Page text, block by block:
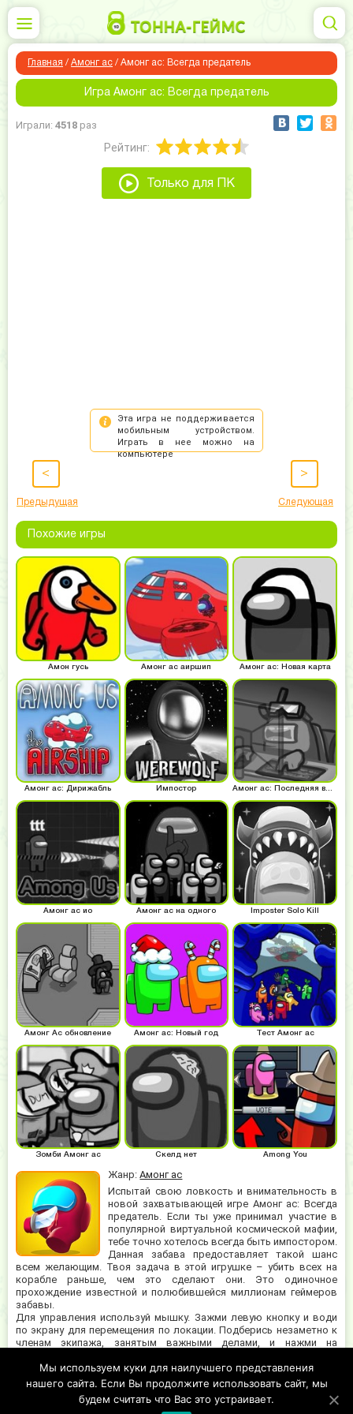
Главная / Амонг ас / Амонг ас: Всегда предатель
Игра Амонг ас: Всегда предатель
Играли: 4518 раз
Рейтинг:
Только для ПК
<
Предыдущая
>
Следующая
Жанр:Амонг ас
Испытай свою ловкость и внимательность в
новой захватывающей игре Амонг ас: Всегда
предатель. Если ты уже принимал участие в
популярной виртуальной космической мафии,
тебе точно хотелось всегда быть импостором.
Данная забава предоставляет такой шанс
всем желающим. Твоя задача в этой игрушке – убить всех на
корабле раньше, чем это сделают они. Это одиночное
прохождение известной и полюбившейся миллионам геймеров
забавы.
Для управления используй мышку. Зажми левую кнопку и води
по экрану для перемещения по локации. Подберись незаметно к
членам экипажа, занятым важными делами, и нажми на
астронавт справится с работой, чтобы он не успел тебя
заметить. Множество уровней и красочная 3D графика порадуют
фанатов жанра. Игрушка подходит геймерам любого возраста.
Похожие игры
Амон гусь Амонг ас аиршип Амонг ас: Новая карта
Амонг ас: Дирижабль Импостор Амонг ас: Последняя версия
Амонг ас ио Амонг ас на одного Imposter Solo Kill
Амонг Ас обновление Амонг ас: Новый год Тест Амонг ас
Зомби Амонг ас Скелд нет Among You
Мы используем куки для наилучшего представления
нашего сайта. Если Вы продолжите использовать сайт, мы
будем считать что Вас это устраивает.